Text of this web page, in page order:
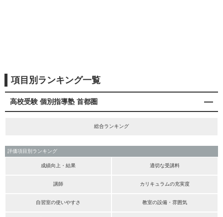
項目別ランキング一覧
高校受験 個別指導塾 首都圏
総合ランキング
評価項目別ランキング
成績向上・結果 適切な受講料
講師 カリキュラムの充実度
自習室の使いやすさ 教室の設備・雰囲気